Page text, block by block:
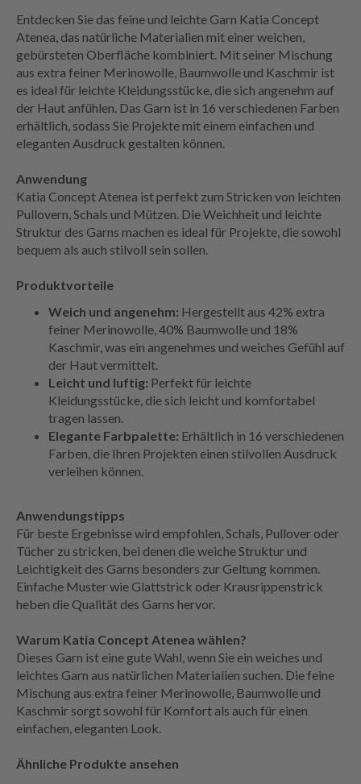
Entdecken Sie das feine und leichte Garn Katia Concept
Atenea, das natürliche Materialien mit einer weichen,
gebürsteten Oberfläche kombiniert. Mit seiner Mischung
aus extra feiner Merinowolle, Baumwolle und Kaschmir ist
es ideal für leichte Kleidungsstücke, die sich angenehm auf
der Haut anfühlen. Das Garn ist in 16 verschiedenen Farben
erhältlich, sodass Sie Projekte mit einem einfachen und
eleganten Ausdruck gestalten können.
Anwendung
Katia Concept Atenea ist perfekt zum Stricken von leichten
Pullovern, Schals und Mützen. Die Weichheit und leichte
Struktur des Garns machen es ideal für Projekte, die sowohl
bequem als auch stilvoll sein sollen.
Produktvorteile
Weich und angenehm: Hergestellt aus 42% extra
feiner Merinowolle, 40% Baumwolle und 18%
Kaschmir, was ein angenehmes und weiches Gefühl auf
der Haut vermittelt.
Leicht und luftig: Perfekt für leichte
Kleidungsstücke, die sich leicht und komfortabel
tragen lassen.
Elegante Farbpalette: Erhältlich in 16 verschiedenen
Farben, die Ihren Projekten einen stilvollen Ausdruck
verleihen können.
Anwendungstipps
Für beste Ergebnisse wird empfohlen, Schals, Pullover oder
Tücher zu stricken, bei denen die weiche Struktur und
Leichtigkeit des Garns besonders zur Geltung kommen.
Einfache Muster wie Glattstrick oder Krausrippenstrick
heben die Qualität des Garns hervor.
Warum Katia Concept Atenea wählen?
Dieses Garn ist eine gute Wahl, wenn Sie ein weiches und
leichtes Garn aus natürlichen Materialien suchen. Die feine
Mischung aus extra feiner Merinowolle, Baumwolle und
Kaschmir sorgt sowohl für Komfort als auch für einen
einfachen, eleganten Look.
Ähnliche Produkte ansehen